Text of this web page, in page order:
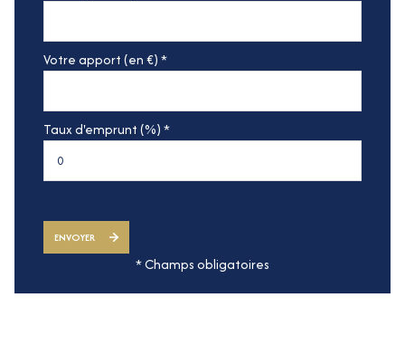
Votre apport (en €) *
Taux d'emprunt (%) *
ENVOYER
* Champs obligatoires